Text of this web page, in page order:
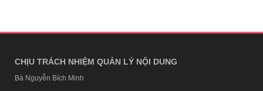
CHỊU TRÁCH NHIỆM QUẢN LÝ NỘI DUNG
Bà Nguyễn Bích Minh